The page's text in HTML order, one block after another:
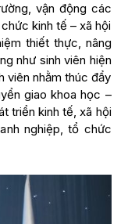
vận động các
kinh tế – xã hội
thiết thực, nâng
như sinh viên hiện
viên nhằm thúc đẩy
giao khoa học –
triển kinh tế, xã hội
nghiệp, tổ chức